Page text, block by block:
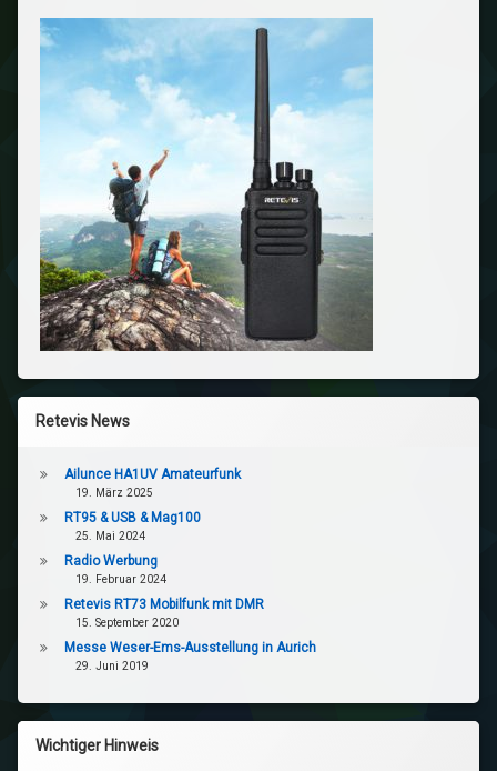
Retevis News
Ailunce HA1UV Amateurfunk
19. März 2025
RT95 & USB & Mag100
25. Mai 2024
Radio Werbung
19. Februar 2024
Retevis RT73 Mobilfunk mit DMR
15. September 2020
Messe Weser-Ems-Ausstellung in Aurich
29. Juni 2019
Wichtiger Hinweis